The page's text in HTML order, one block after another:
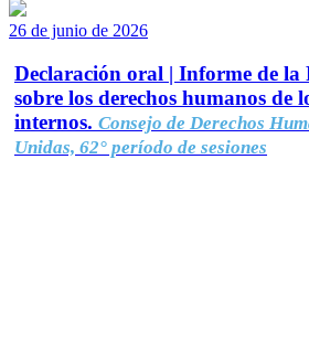
26 de junio de 2026
Declaración oral | Informe de la
sobre los derechos humanos de
internos. Consejo de Derechos
Unidas, 62° período de sesiones